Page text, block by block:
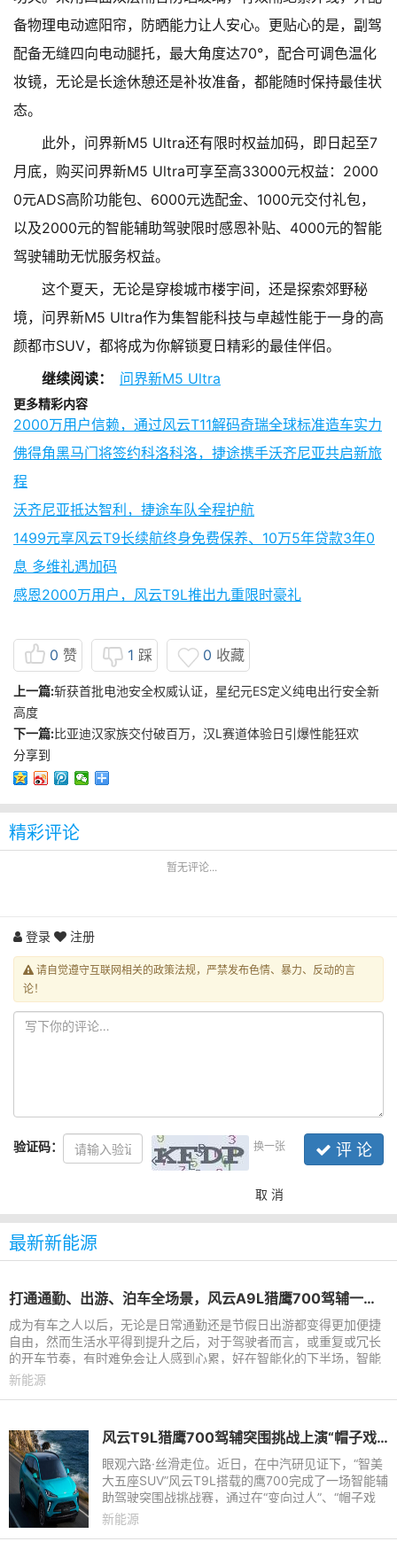
备物理电动遮阳帘，防晒能力让人安心。更贴心的是，副驾
配备无缝四向电动腿托，最大角度达70°，配合可调色温化
妆镜，无论是长途休憩还是补妆准备，都能随时保持最佳状
态。
此外，问界新M5 Ultra还有限时权益加码，即日起至7
月底，购买问界新M5 Ultra可享至高33000元权益：2000
0元ADS高阶功能包、6000元选配金、1000元交付礼包，
以及2000元的智能辅助驾驶限时感恩补贴、4000元的智能
驾驶辅助无忧服务权益。
这个夏天，无论是穿梭城市楼宇间，还是探索郊野秘
境，问界新M5 Ultra作为集智能科技与卓越性能于一身的高
颜都市SUV，都将成为你解锁夏日精彩的最佳伴侣。
继续阅读：
问界新M5 Ultra
更多精彩内容
2000万用户信赖，通过风云T11解码奇瑞全球标准造车实力
佛得角黑马门将签约科洛科洛，捷途携手沃齐尼亚共启新旅
程
沃齐尼亚抵达智利，捷途车队全程护航
1499元享风云T9长续航终身免费保养、10万5年贷款3年0
息 多维礼遇加码
感恩2000万用户，风云T9L推出九重限时豪礼
0 赞 1 踩 0 收藏
上一篇:斩获首批电池安全权威认证，星纪元ES定义纯电出行安全新
高度
下一篇:比亚迪汉家族交付破百万，汉L赛道体验日引爆性能狂欢
分享到
精彩评论
暂无评论...
登录 注册
请自觉遵守互联网相关的政策法规，严禁发布色情、暴力、反动的言
论！
验证码： 换一张 评 论
取 消
最新新能源
打通通勤、出游、泊车全场景，风云A9L猎鹰700驾辅一键告别疲惫
成为有车之人以后，无论是日常通勤还是节假日出游都变得更加便捷
自由，然而生活水平得到提升之后，对于驾驶者而言，或重复或冗长
的开车节奏，有时难免会让人感到心累，好在智能化的下半场，智能
辅助驾驶技术成为了驾
新能源
风云T9L猎鹰700驾辅突围挑战上演“帽子戏法”，再获中汽研权威认证
眼观六路·丝滑走位。近日，在中汽研见证下，“智美
大五座SUV”风云T9L搭载的鹰700完成了一场智能辅
助驾驶突围战挑战赛，通过在“变向过人”、“帽子戏
法”“临门一脚”三大测试项目中一镜到底、丝滑避险的
新能源